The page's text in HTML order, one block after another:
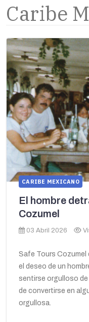
Caribe
CARIBE MEXICANO
El hombre
Cozumel
03 Abril 2026
Safe Tours Cozumel
el deseo de un
sentirse orgulloso de
de convertirse en
orgullosa.